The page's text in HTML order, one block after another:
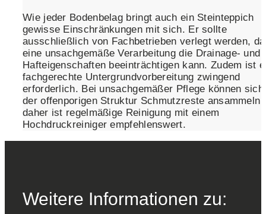
Wie jeder Bodenbelag bringt auch ein Steinteppich
gewisse Einschränkungen mit sich. Er sollte
ausschließlich von Fachbetrieben verlegt werden, da
eine unsachgemäße Verarbeitung die Drainage- und
Hafteigenschaften beeinträchtigen kann. Zudem ist
fachgerechte Untergrundvorbereitung zwingend
erforderlich. Bei unsachgemäßer Pflege können sich
der offenporigen Struktur Schmutzreste ansammeln
daher ist regelmäßige Reinigung mit einem
Hochdruckreiniger empfehlenswert.
Weitere Informationen zu: